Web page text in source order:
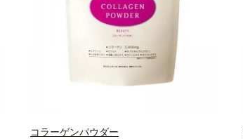
コラーゲンパウダー